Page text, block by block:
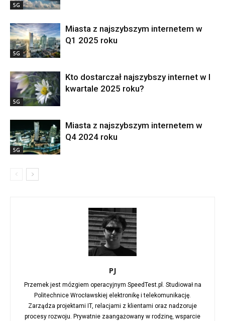
5G
5G
Miasta z najszybszym internetem w
Q1 2025 roku
5G
Kto dostarczał najszybszy internet w I
kwartale 2025 roku?
5G
Miasta z najszybszym internetem w
Q4 2024 roku
PJ
Przemek jest mózgiem operacyjnym SpeedTest.pl. Studiował na
Politechnice Wrocławskiej elektronikę i telekomunikację.
Zarządza projektami IT, relacjami z klientami oraz nadzoruje
procesy rozwoju. Prywatnie zaangażowany w rodzinę, wsparcie